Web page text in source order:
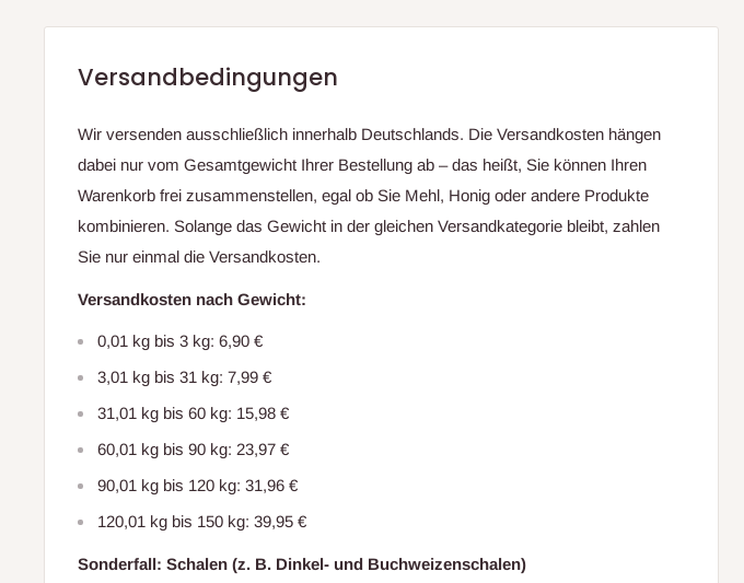
Versandbedingungen
Wir versenden ausschließlich innerhalb Deutschlands. Die Versandkosten hängen
dabei nur vom Gesamtgewicht Ihrer Bestellung ab – das heißt, Sie können Ihren
Warenkorb frei zusammenstellen, egal ob Sie Mehl, Honig oder andere Produkte
kombinieren. Solange das Gewicht in der gleichen Versandkategorie bleibt, zahlen
Sie nur einmal die Versandkosten.
Versandkosten nach Gewicht:
0,01 kg bis 3 kg: 6,90 €
3,01 kg bis 31 kg: 7,99 €
31,01 kg bis 60 kg: 15,98 €
60,01 kg bis 90 kg: 23,97 €
90,01 kg bis 120 kg: 31,96 €
120,01 kg bis 150 kg: 39,95 €
Sonderfall: Schalen (z. B. Dinkel- und Buchweizenschalen)